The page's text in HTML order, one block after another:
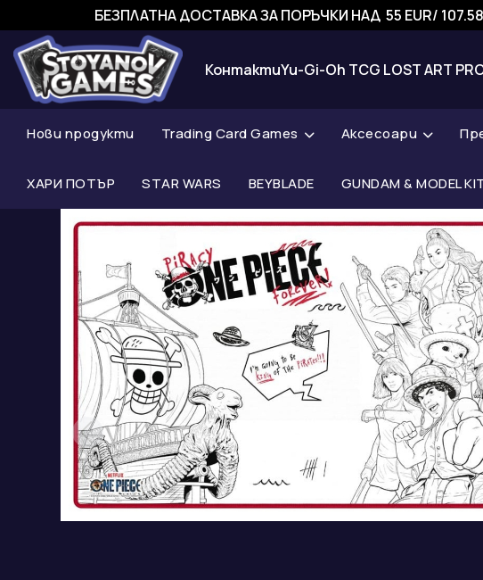
БЕЗПЛАТНА ДОСТАВКА ЗА ПОРЪЧКИ НАД 55 EUR/
КонтактиYu-Gi-Oh TCG LOST ART
Нови продукти Trading Card Games Аксесоари
ХАРИ ПОТЪР STAR WARS BEYBLADE GUNDAM & MODEL